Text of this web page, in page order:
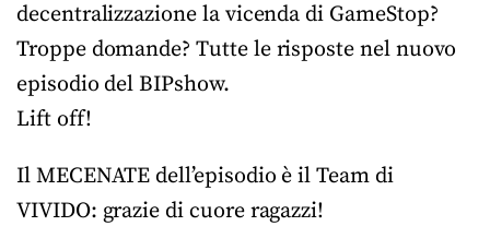
decentralizzazione la vicenda di GameStop?
Troppe domande? Tutte le risposte nel nuovo
episodio del BIPshow.
Lift off!
Il MECENATE dell’episodio è il Team di
VIVIDO: grazie di cuore ragazzi!